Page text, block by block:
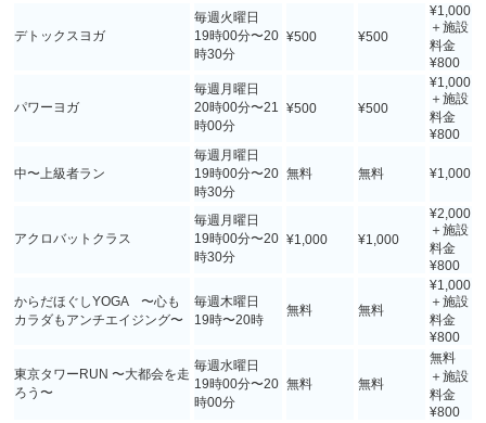
デトックスヨガ
毎週火曜日
19時00分〜20
時30分
¥500 ¥500
¥1,000
＋施設
料金
¥800
パワーヨガ
毎週月曜日
20時00分〜21
時00分
¥500 ¥500
¥1,000
＋施設
料金
¥800
中〜上級者ラン
毎週月曜日
19時00分〜20
時30分
無料 無料 ¥1,000
アクロバットクラス
毎週月曜日
19時00分〜20
時30分
¥1,000 ¥1,000
¥2,000
＋施設
料金
¥800
からだほぐしYOGA 〜心も
カラダもアンチエイジング〜
毎週木曜日
19時〜20時
無料 無料
¥1,000
＋施設
料金
¥800
東京タワーRUN 〜大都会を走
ろう〜
毎週水曜日
19時00分〜20
時00分
無料 無料
無料
＋施設
料金
¥800